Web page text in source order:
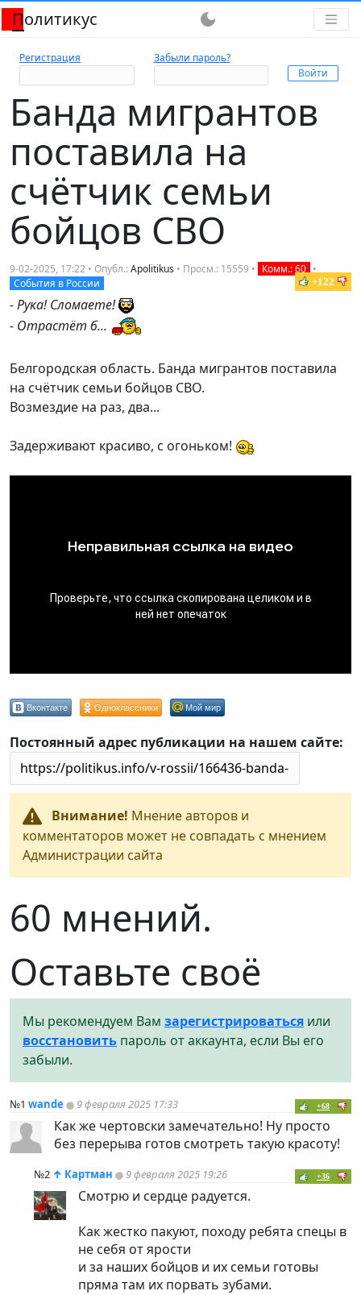
Политикус dark_mode
Регистрация Забыли пароль?
Банда мигрантов
поставила на
счётчик семьи
бойцов СВО
9-02-2025, 17:22 • Опубл.:Apolitikus • Просм.: 15559 • Комм.: 60 •
События в России
+122
- Рука! Сломаете!
- Отрастёт б...
Белгородская область. Банда мигрантов поставила
на счётчик семьи бойцов СВО.
Возмездие на раз, два...
Задерживают красиво, с огоньком!
Вконтакте Одноклассники Мой мир
Постоянный адрес публикации на нашем сайте:
Внимание! Мнение авторов и
комментаторов может не совпадать с мнением
Администрации сайта
60 мнений.
Оставьте своё
Мы рекомендуем Вам зарегистрироваться или
восстановить пароль от аккаунта, если Вы его
забыли.
№1 wande 9 февраля 2025 17:33 +68
Как же чертовски замечательно! Ну просто
без перерыва готов смотреть такую красоту!
№2 ↑ Картман 9 февраля 2025 19:26 +36
Смотрю и сердце радуется.
Как жестко пакуют, походу ребята спецы в
не себя от ярости
и за наших бойцов и их семьи готовы
пряма там их порвать зубами.